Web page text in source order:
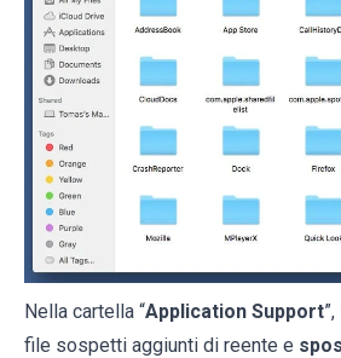
Nella cartella “Application Support
file sospetti aggiunti di reente e